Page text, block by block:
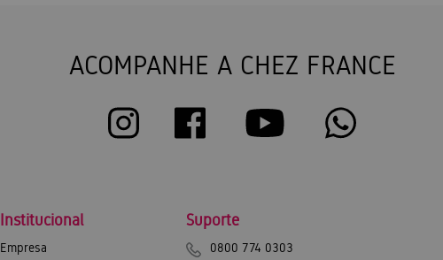
ACOMPANHE A CHEZ FRANCE
Institucional
Empresa
Suporte
0800 774 0303